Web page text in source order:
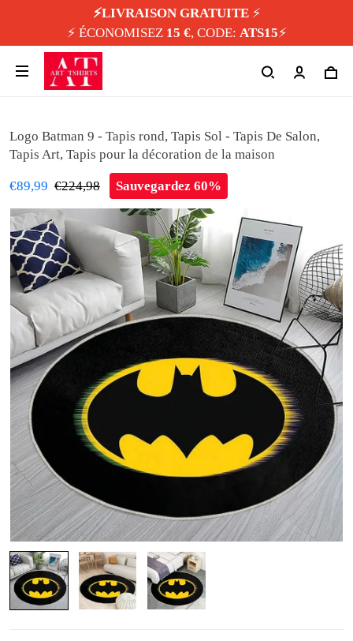
⚡️LIVRAISON GRATUITE⚡️
⚡️ ÉCONOMISEZ 15 €, CODE: ATS15⚡️
Logo Batman 9 - Tapis rond, Tapis Sol - Tapis De Salon,
Tapis Art, Tapis pour la décoration de la maison
€89,99 €224,98 Sauvegardez 60%